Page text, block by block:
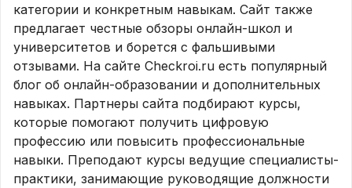
категории и конкретным навыкам. Сайт также
предлагает честные обзоры онлайн-школ и
университетов и борется с фальшивыми
отзывами. На сайте Checkroi.ru есть популярный
блог об онлайн-образовании и дополнительных
навыках. Партнеры сайта подбирают курсы,
которые помогают получить цифровую
профессию или повысить профессиональные
навыки. Преподают курсы ведущие специалисты-
практики, занимающие руководящие должности